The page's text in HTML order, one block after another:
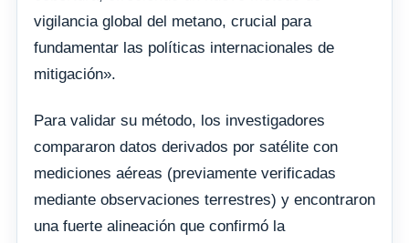
vigilancia global del metano, crucial para
fundamentar las políticas internacionales de
mitigación».
Para validar su método, los investigadores
compararon datos derivados por satélite con
mediciones aéreas (previamente verificadas
mediante observaciones terrestres) y encontraron
una fuerte alineación que confirmó la